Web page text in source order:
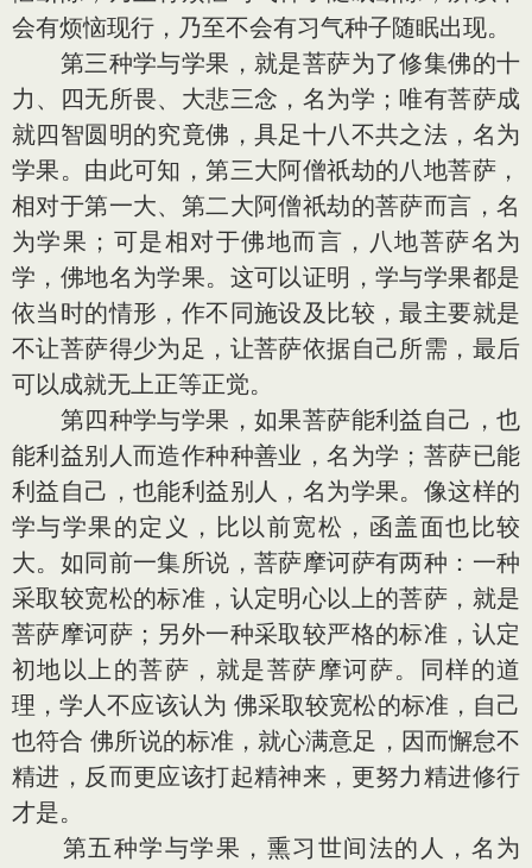
会有烦恼现行，乃至不会有习气种子随眠出现。
第三种学与学果，就是菩萨为了修集佛的十
力、四无所畏、大悲三念，名为学；唯有菩萨成
就四智圆明的究竟佛，具足十八不共之法，名为
学果。由此可知，第三大阿僧祇劫的八地菩萨，
相对于第一大、第二大阿僧祇劫的菩萨而言，名
为学果；可是相对于佛地而言，八地菩萨名为
学，佛地名为学果。这可以证明，学与学果都是
依当时的情形，作不同施设及比较，最主要就是
不让菩萨得少为足，让菩萨依据自己所需，最后
可以成就无上正等正觉。
第四种学与学果，如果菩萨能利益自己，也
能利益别人而造作种种善业，名为学；菩萨已能
利益自己，也能利益别人，名为学果。像这样的
学与学果的定义，比以前宽松，函盖面也比较
大。如同前一集所说，菩萨摩诃萨有两种：一种
采取较宽松的标准，认定明心以上的菩萨，就是
菩萨摩诃萨；另外一种采取较严格的标准，认定
初地以上的菩萨，就是菩萨摩诃萨。同样的道
理，学人不应该认为 佛采取较宽松的标准，自己
也符合 佛所说的标准，就心满意足，因而懈怠不
精进，反而更应该打起精神来，更努力精进修行
才是。
第五种学与学果，熏习世间法的人，名为